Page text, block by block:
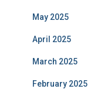
May 2025
April 2025
March 2025
February 2025